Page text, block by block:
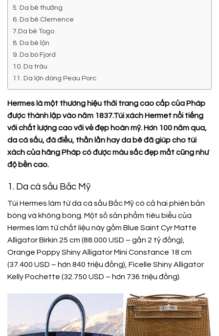
5. Da bê thường
6. Da bê Clemence
7.Da bê Togo
8. Da bê lộn
9. Da bò Fjord
10. Da trâu
11. Da lợn dòng Peau Porc
Hermes là một thương hiệu thời trang cao cấp của Pháp
được thành lập vào năm 1837.Túi xách Hermet nổi tiếng
với chất lượng cao với vẻ đẹp hoàn mỹ.Hơn 100 năm qua,
da cá sấu, đà điểu, thằn lằn hay da bê đã giúp cho túi
xách của hãng Pháp có được màu sắc đẹp mắt cũng như
độ bền cao.
1. Da cá sấu Bắc Mỹ
Túi Hermes làm từ da cá sấu Bắc Mỹ có cả hai phiên bản
bóng và không bóng. Một số sản phẩm tiêu biểu của
Hermes làm từ chất liệu này gồm Blue Saint Cyr Matte
Alligator Birkin 25 cm (88.000 USD – gần 2 tỷ đồng),
Orange Poppy Shiny Alligator Mini Constance 18 cm
(37.400 USD – hơn 840 triệu đồng), Ficelle Shiny Alligator
Kelly Pochette (32.750 USD – hơn 736 triệu đồng).